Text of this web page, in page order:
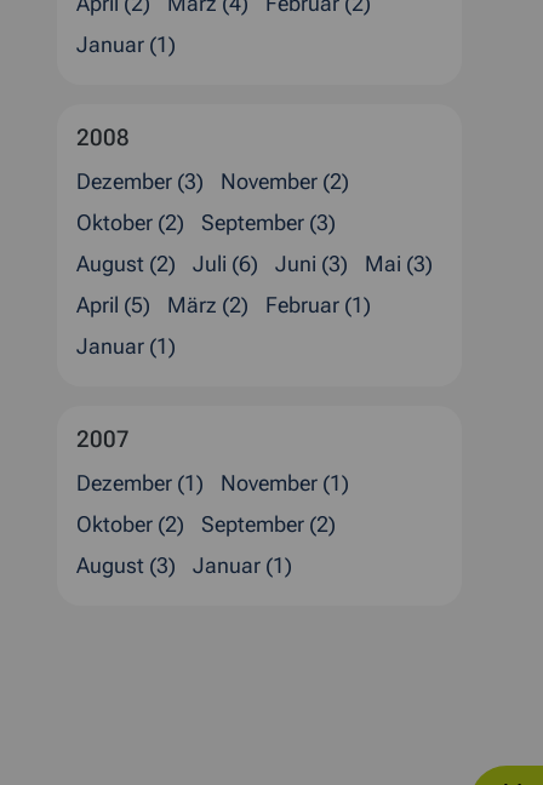
Januar (1)
2008
Dezember (3)
November (2)
Oktober (2)
September (3)
August (2)
Juli (6) Juni (3)
Mai (3)
April (5)
März (2)
Februar (1)
Januar (1)
2007
Dezember (1)
November (1)
Oktober (2)
September (2)
August (3)
Januar (1)